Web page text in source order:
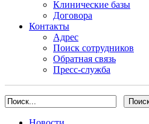
Клинические базы
Договора
Контакты
Адрес
Поиск сотрудников
Обратная связь
Пресс-служба